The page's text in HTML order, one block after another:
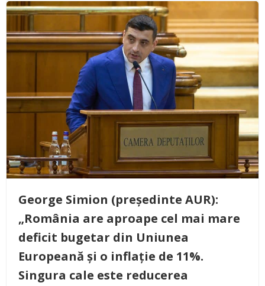
George Simion (președinte AUR):
„România are aproape cel mai mare
deficit bugetar din Uniunea
Europeană și o inflație de 11%.
Singura cale este reducerea